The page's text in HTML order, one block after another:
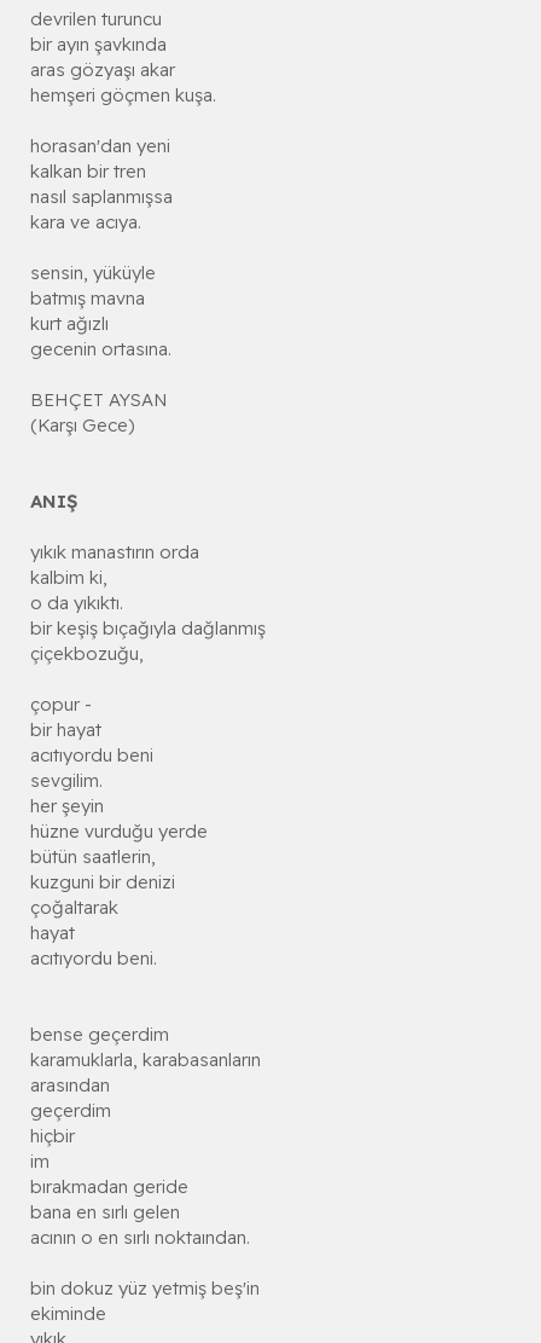
devrilen turuncu
bir ayın şavkında
aras gözyaşı akar
hemşeri göçmen kuşa.
horasan'dan yeni
kalkan bir tren
nasıl saplanmışsa
kara ve acıya.
sensin, yüküyle
batmış mavna
kurt ağızlı
gecenin ortasına.
BEHÇET AYSAN
(Karşı Gece)
ANIŞ
yıkık manastırın orda
kalbim ki,
o da yıkıktı.
bir keşiş bıçağıyla dağlanmış
çiçekbozuğu,
çopur -
bir hayat
acıtıyordu beni
sevgilim.
her şeyin
hüzne vurduğu yerde
bütün saatlerin,
kuzguni bir denizi
çoğaltarak
hayat
acıtıyordu beni.
bense geçerdim
karamuklarla, karabasanların
arasından
geçerdim
hiçbir
im
bırakmadan geride
bana en sırlı gelen
acının o en sırlı noktaından.
bin dokuz yüz yetmiş beş'in
ekiminde